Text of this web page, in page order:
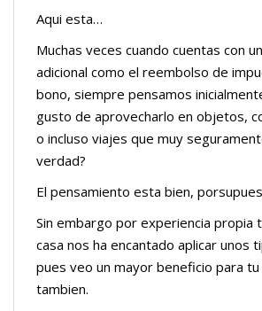
Aqui esta…
Muchas veces cuando cuentas con
adicional como el reembolso de
bono, siempre pensamos
gusto de aprovecharlo en objetos,
o incluso viajes que muy
verdad?
El pensamiento esta bien,
Sin embargo por experiencia propia
casa nos ha encantado aplicar unos
pues veo un mayor beneficio para
tambien.